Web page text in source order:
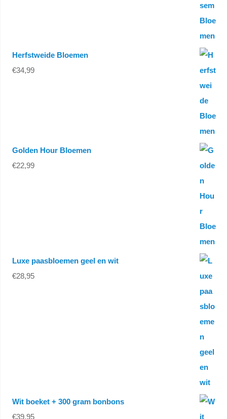
Herfstweide Bloemen
€34,99
Golden Hour Bloemen
€22,99
Luxe paasbloemen geel en wit
€28,95
Wit boeket + 300 gram bonbons
€39,95